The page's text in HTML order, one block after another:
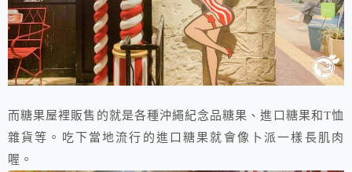
而糖果屋裡販售的就是各種沖繩紀念品糖果、進口糖果和T恤
雜貨等。吃下當地流行的進口糖果就會像卜派一樣長肌肉
喔。